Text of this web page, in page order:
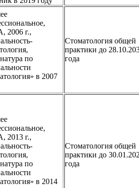
2006 г.,
по
в 2007
Стоматология общей
практики до
года
2013 г.,
по
в 2014
Стоматология общей
практики до
года